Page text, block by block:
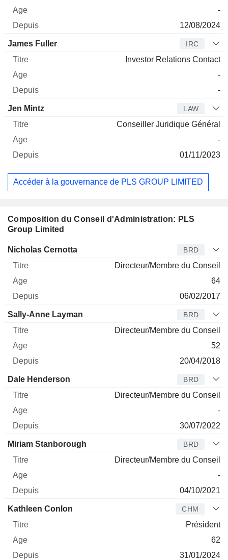
-
12/08/2024
James Fuller IRC
Investor Relations Contact
-
-
Jen Mintz LAW
Conseiller Juridique Général
-
01/11/2023
Accéder à la gouvernance de PLS GROUP LIMITED
Composition du Conseil d'Administration: PLS
Group Limited
Administrateur Titre
Nicholas Cernotta BRD
Directeur/Membre du Conseil
64
06/02/2017
Sally-Anne Layman BRD
Directeur/Membre du Conseil
52
20/04/2018
Dale Henderson BRD
Directeur/Membre du Conseil
-
30/07/2022
Miriam Stanborough BRD
Directeur/Membre du Conseil
-
04/10/2021
Kathleen Conlon CHM
Président
62
31/01/2024